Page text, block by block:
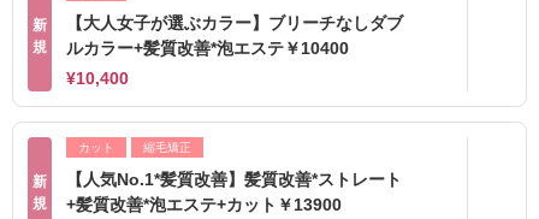
新
規
【大人女子が選ぶカラー】ブリーチなしダブ
ルカラー+髪質改善*泡エステ￥10400
¥10,400
新
規
カット 縮毛矯正
【人気No.1*髪質改善】髪質改善*ストレート
+髪質改善*泡エステ+カット￥13900